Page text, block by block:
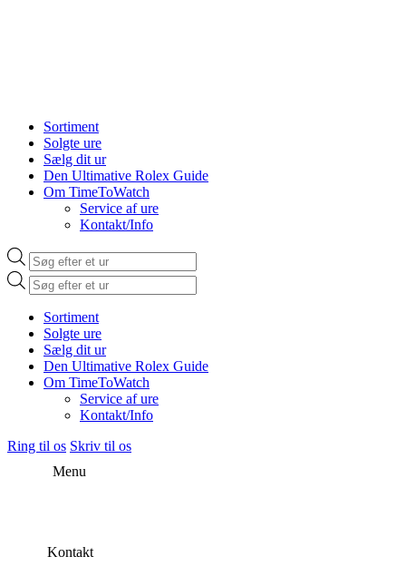
Sortiment
Solgte ure
Sælg dit ur
Den Ultimative Rolex Guide
Om TimeToWatch
Service af ure
Kontakt/Info
Products
search
Products
search
Sortiment
Solgte ure
Sælg dit ur
Den Ultimative Rolex Guide
Om TimeToWatch
Service af ure
Kontakt/Info
Ring til os Skriv til os
Menu
Kontakt